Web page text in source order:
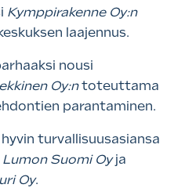
Kymppirakenne Oy:n
laajennus.
nousi
Oy:ntoteuttama
parantaminen.
turvallisuusasiansa
Lumon Suomi Oyja
Oy.